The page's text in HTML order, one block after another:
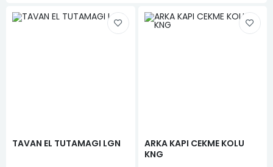
TAVAN EL TUTAMAGI LGN
ARKA KAPI CEKME KOLU
KNG